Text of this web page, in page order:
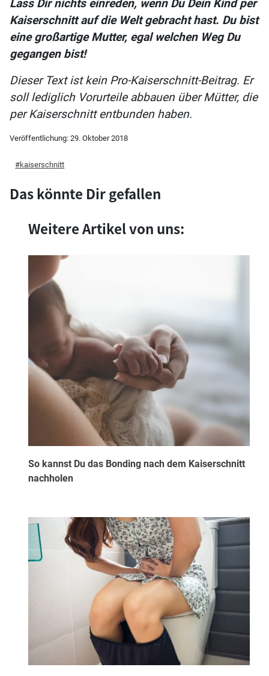
Lass Dir nichts einreden, wenn Du Dein Kind per
Kaiserschnitt auf die Welt gebracht hast. Du bist
eine großartige Mutter, egal welchen Weg Du
gegangen bist!
Dieser Text ist kein Pro-Kaiserschnitt-Beitrag. Er
soll lediglich Vorurteile abbauen über Mütter, die
per Kaiserschnitt entbunden haben.
Veröffentlichung: 29. Oktober 2018
kaiserschnitt
Das könnte Dir gefallen
Weitere Artikel von uns:
So kannst Du das Bonding nach dem Kaiserschnitt
nachholen